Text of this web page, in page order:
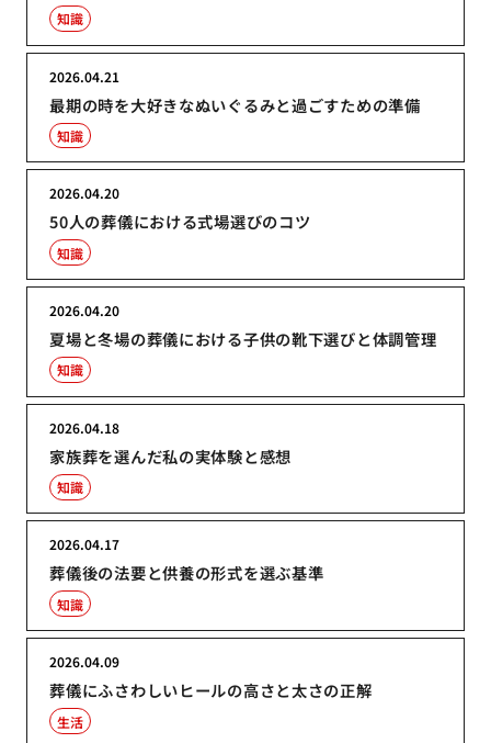
知識
最期の時を大好きなぬいぐるみと過ごすための準備
2026.04.21
知識
50人の葬儀における式場選びのコツ
2026.04.20
知識
夏場と冬場の葬儀における子供の靴下選びと体調管理
2026.04.20
知識
家族葬を選んだ私の実体験と感想
2026.04.18
知識
葬儀後の法要と供養の形式を選ぶ基準
2026.04.17
知識
葬儀にふさわしいヒールの高さと太さの正解
2026.04.09
生活